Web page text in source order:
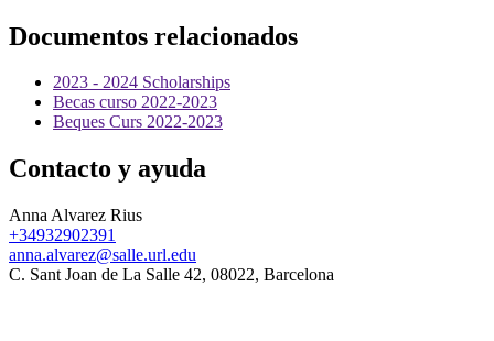
Documentos relacionados
2023 - 2024 Scholarships
Becas curso 2022-2023
Beques Curs 2022-2023
Contacto y ayuda
Anna Alvarez Rius
+34932902391
anna.alvarez@salle.url.edu
C. Sant Joan de La Salle 42, 08022, Barcelona